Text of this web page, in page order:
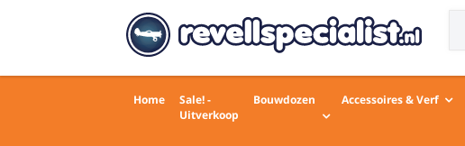
Home
Sale! -
Uitverkoop
Bouwdozen Accessoires & Verf